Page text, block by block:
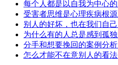
每个人都是以自我为中心的
受害者思维是心理疾病根源
别人的好坏，也在我们自己
为什么有的人总是感到孤独
分手和想要挽回的案例分析
怎么才能不在意别人的看法